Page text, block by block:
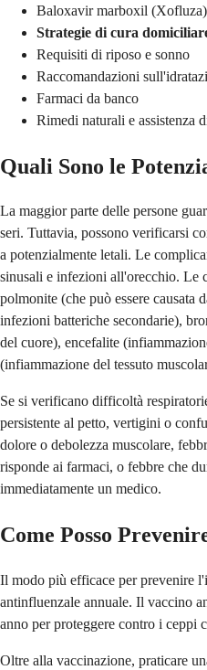
Baloxavir marboxil (Xofluza)
Strategie di cura
Requisiti di riposo e sonno
Raccomandazioni
Farmaci da banco
Rimedi naturali e assistenza
Quali Sono le
La maggior parte delle persone
seri. Tuttavia, possono verificarsi
a potenzialmente letali. Le
sinusali e infezioni all'orecchio. Le
polmonite (che può essere causata
infezioni batteriche secondarie),
del cuore), encefalite
(infiammazione del tessuto
Se si verificano difficoltà
persistente al petto, vertigini o
dolore o debolezza muscolare,
risponde ai farmaci, o febbre che
immediatamente un medico.
Come Posso
Il modo più efficace per prevenire
antinfluenzale annuale. Il vaccino
anno per proteggere contro i ceppi
Oltre alla vaccinazione, praticare